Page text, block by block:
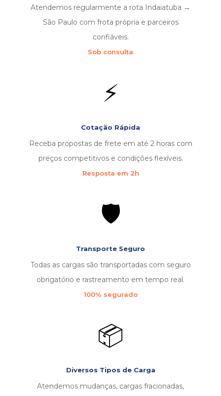
Atendemos regularmente a rota Indaiatuba →
São Paulo com frota própria e parceiros
confiáveis.
Sob consulta
⚡
Cotação Rápida
Receba propostas de frete em até 2 horas com
preços competitivos e condições flexíveis.
Resposta em 2h
🛡️
Transporte Seguro
Todas as cargas são transportadas com seguro
obrigatório e rastreamento em tempo real.
100% segurado
📦
Diversos Tipos de Carga
Atendemos mudanças, cargas fracionadas,